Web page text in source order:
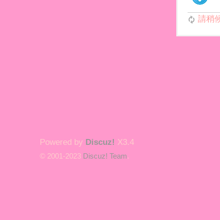
請稍
Powered by Discuz! X3.4
© 2001-2023 Discuz! Team.